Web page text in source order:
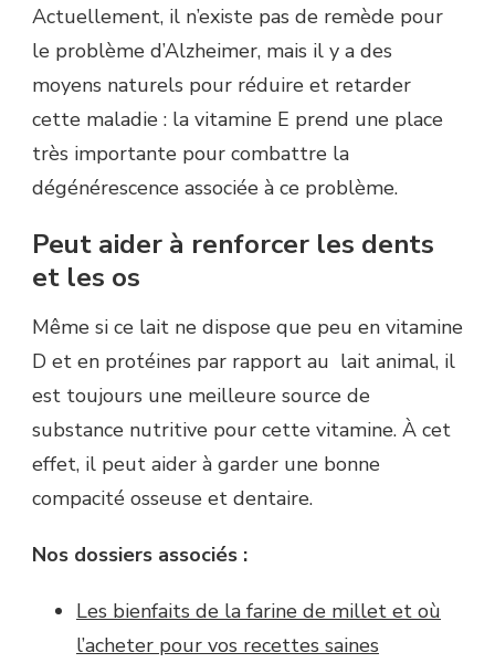
Actuellement, il n’existe pas de remède pour
le problème d’Alzheimer, mais il y a des
moyens naturels pour réduire et retarder
cette maladie : la vitamine E prend une place
très importante pour combattre la
dégénérescence associée à ce problème.
Peut aider à renforcer les dents
et les os
Même si ce lait ne dispose que peu en vitamine
D et en protéines par rapport au lait animal, il
est toujours une meilleure source de
substance nutritive pour cette vitamine. À cet
effet, il peut aider à garder une bonne
compacité osseuse et dentaire.
Nos dossiers associés :
Les bienfaits de la farine de millet et où
l’acheter pour vos recettes saines